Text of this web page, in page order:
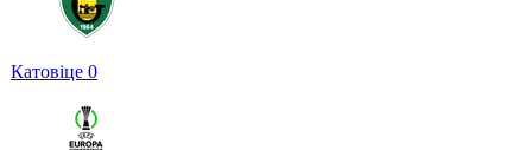
Катовіце 0